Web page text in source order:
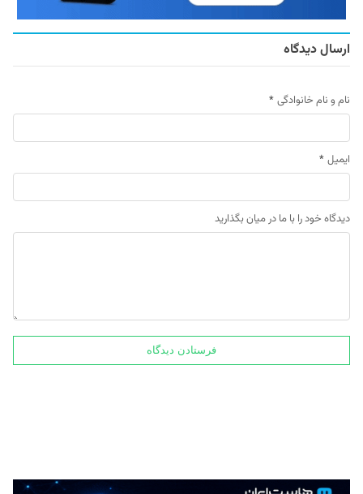
ارسال دیدگاه
نام و نام خانوادگی *
ایمیل *
دیدگاه خود را با ما در میان بگذارید